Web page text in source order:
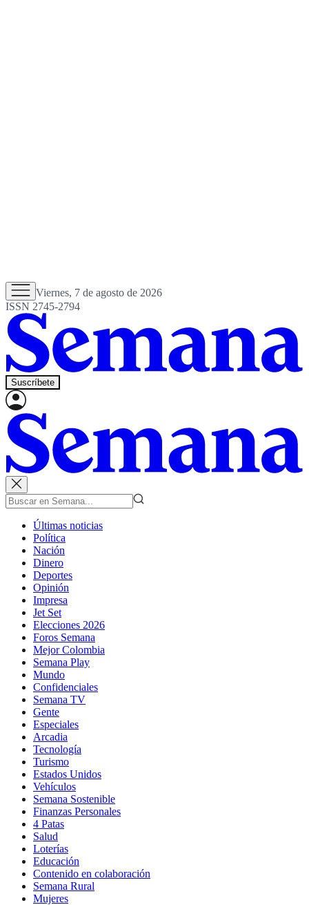
Viernes, 7 de agosto de 2026
ISSN 2745-2794
Suscríbete
Últimas noticias
Política
Nación
Dinero
Deportes
Opinión
Impresa
Jet Set
Elecciones 2026
Foros Semana
Mejor Colombia
Semana Play
Mundo
Confidenciales
Semana TV
Gente
Especiales
Arcadia
Tecnología
Turismo
Estados Unidos
Vehículos
Semana Sostenible
Finanzas Personales
4 Patas
Salud
Loterías
Educación
Contenido en colaboración
Semana Rural
Mujeres